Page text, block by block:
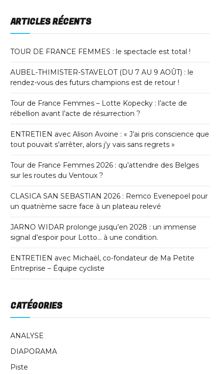
ARTICLES RÉCENTS
TOUR DE FRANCE FEMMES : le spectacle est total !
AUBEL-THIMISTER-STAVELOT (DU 7 AU 9 AOÛT) : le
rendez-vous des futurs champions est de retour !
Tour de France Femmes – Lotte Kopecky : l’acte de
rébellion avant l’acte de résurrection ?
ENTRETIEN avec Alison Avoine : « J’ai pris conscience que
tout pouvait s’arrêter, alors j’y vais sans regrets »
Tour de France Femmes 2026 : qu’attendre des Belges
sur les routes du Ventoux ?
CLASICA SAN SEBASTIAN 2026 : Remco Evenepoel pour
un quatrième sacre face à un plateau relevé
JARNO WIDAR prolonge jusqu’en 2028 : un immense
signal d’espoir pour Lotto… à une condition.
ENTRETIEN avec Michaël, co-fondateur de Ma Petite
Entreprise – Équipe cycliste
CATÉGORIES
ANALYSE
DIAPORAMA
Piste